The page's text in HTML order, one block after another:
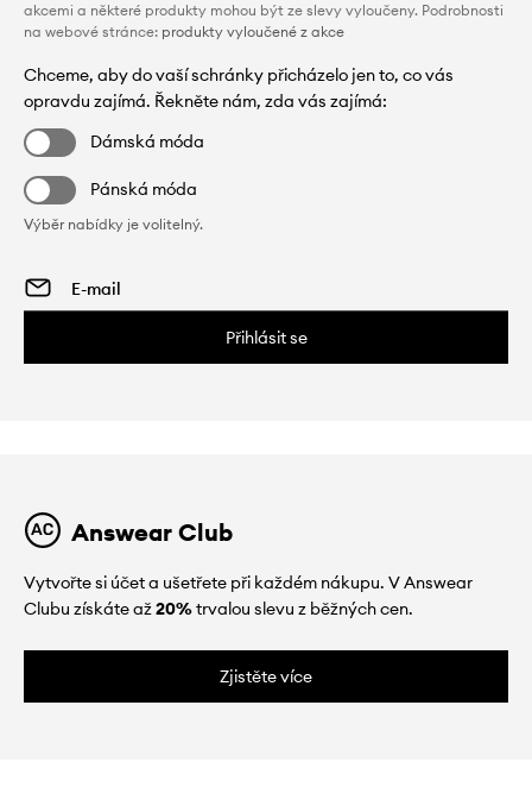
akcemi a některé produkty mohou být ze slevy vyloučeny. Podrobnosti
na webové stránce: produkty vyloučené z akce
Chceme, aby do vaší schránky přicházelo jen to, co vás
opravdu zajímá. Řekněte nám, zda vás zajímá:
Dámská móda
Pánská móda
Výběr nabídky je volitelný.
Přihlásit se
Answear Club
Vytvořte si účet a ušetřete při každém nákupu. V Answear
Clubu získáte až20%trvalou slevu z běžných cen.
Zjistěte více